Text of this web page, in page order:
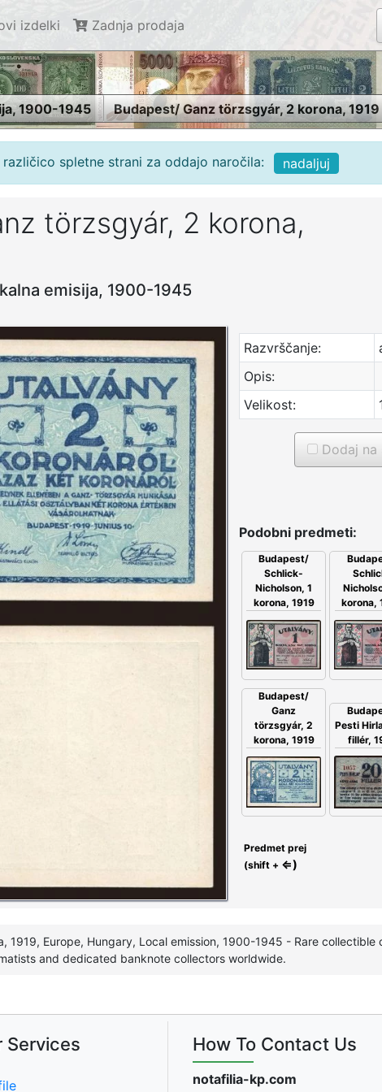
izdelki Zadnja prodaja
1900-1945 Budapest/ Ganz törzsgyár, 2 korona, 1919
spletne strani za oddajo naročila: nadaljuj
törzsgyár, 2 korona,
emisija, 1900-1945
Razvrščanje:
Opis:
Velikost:
Dodaj na
Podobni predmeti:
Budapest/
Schlick-
Nicholson, 1
korona, 1919
korona,
Budapest/
Ganz
törzsgyár, 2
korona, 1919
Pesti
fillér,
Predmet prej
(shift + ⇐)
1919, Europe, Hungary, Local emission, 1900-1945 - Rare collectible
and dedicated banknote collectors worldwide.
Services How To Contact Us
notafilia-kp.com